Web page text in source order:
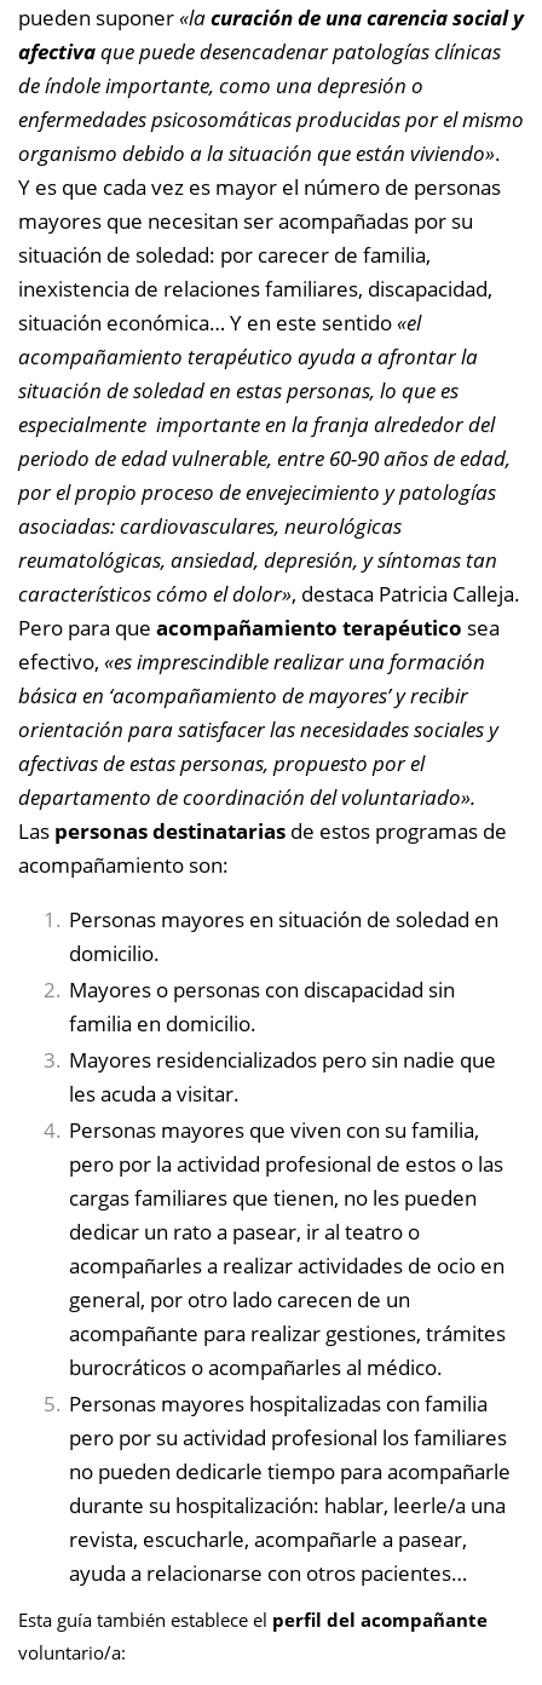
pueden suponer«lacuración de una carencia social y
afectivaque puede desencadenar patologías clínicas
de índole importante, como una depresión o
enfermedades psicosomáticas producidas por el mismo
organismo debido a la situación que están viviendo».
Y es que cada vez es mayor el número de personas
mayores que necesitan ser acompañadas por su
situación de soledad: por carecer de familia,
inexistencia de relaciones familiares, discapacidad,
situación económica… Y en este sentido«el
acompañamiento terapéutico ayuda a afrontar la
situación de soledad en estas personas, lo que es
especialmente importante en la franja alrededor del
periodo de edad vulnerable, entre 60-90 años de edad,
por el propio proceso de envejecimiento y patologías
asociadas: cardiovasculares, neurológicas
reumatológicas, ansiedad, depresión, y síntomas tan
característicos cómo el dolor», destaca Patricia Calleja.
Pero para que acompañamiento terapéutico sea
efectivo, «es imprescindible realizar una formación
básica en ‘acompañamiento de mayores’ y recibir
orientación para satisfacer las necesidades sociales y
afectivas de estas personas, propuesto por el
departamento de coordinación del voluntariado».
Las personas destinatarias de estos programas de
acompañamiento son:
Personas mayores en situación de soledad en
domicilio.
Mayores o personas con discapacidad sin
familia en domicilio.
Mayores residencializados pero sin nadie que
les acuda a visitar.
Personas mayores que viven con su familia,
pero por la actividad profesional de estos o las
cargas familiares que tienen, no les pueden
dedicar un rato a pasear, ir al teatro o
acompañarles a realizar actividades de ocio en
general, por otro lado carecen de un
acompañante para realizar gestiones, trámites
burocráticos o acompañarles al médico.
Personas mayores hospitalizadas con familia
pero por su actividad profesional los familiares
no pueden dedicarle tiempo para acompañarle
durante su hospitalización: hablar, leerle/a una
revista, escucharle, acompañarle a pasear,
ayuda a relacionarse con otros pacientes…
Esta guía también establece el perfil del acompañante
voluntario/a: